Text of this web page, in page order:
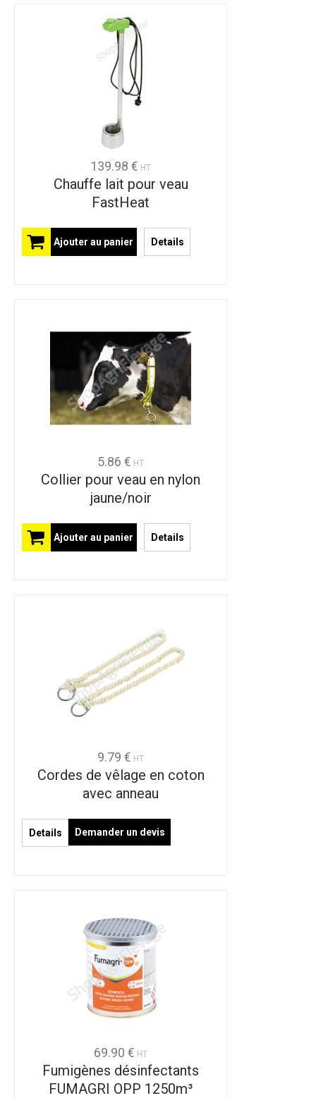
139.98 € HT
Chauffe lait pour veau
FastHeat
Ajouter au panier Details
5.86 € HT
Collier pour veau en nylon
jaune/noir
Ajouter au panier Details
9.79 € HT
Cordes de vêlage en coton
avec anneau
Demander un devis
Details
69.90 € HT
Fumigènes désinfectants
FUMAGRI OPP 1250m³